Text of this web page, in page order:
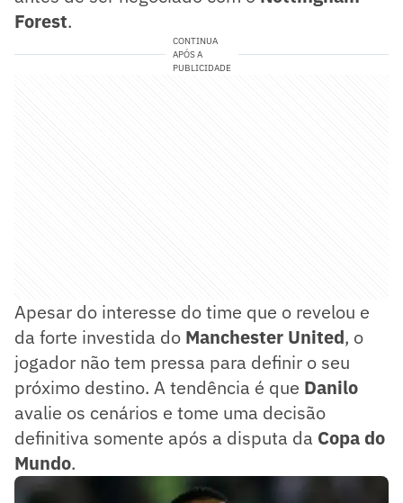
Forest.
CONTINUA
APÓS A
PUBLICIDADE
Apesar do interesse do time que o revelou e
da forte investida do Manchester United, o
jogador não tem pressa para definir o seu
próximo destino. A tendência é que Danilo
avalie os cenários e tome uma decisão
definitiva somente após a disputa da Copa do
Mundo.